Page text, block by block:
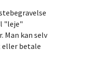
"leje"
Man kan selv
eller betale